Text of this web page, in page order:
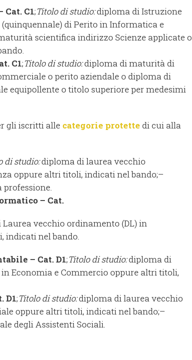
C1;Titolo di studio:diploma di Istruzione
di Perito in Informatica e
scientifica indirizzo Scienze applicate o
C1;Titolo di studio:diploma di maturità di
o perito aziendale o diploma di
equipollente o titolo superiore per medesimi
gli iscritti alle categorie protette di cui alla
di studio:diploma di laurea vecchio
oppure altri titoli, indicati nel bando;–
professione.
– Cat.
vecchio ordinamento (DL) in
indicati nel bando.
– Cat. D1;Titolo di studio:diploma di
Economia e Commercio oppure altri titoli,
D1;Titolo di studio:diploma di laurea vecchio
oppure altri titoli, indicati nel bando;–
degli Assistenti Sociali.